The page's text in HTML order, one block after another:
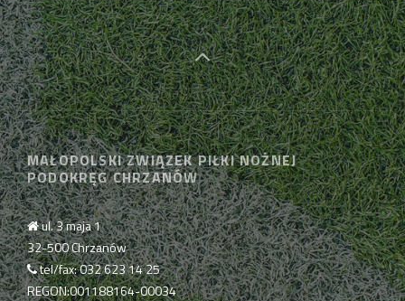
MAŁOPOLSKI ZWIĄZEK PIŁKI NOŻNEJ
PODOKRĘG CHRZANÓW
ul. 3 maja 1
32-500 Chrzanów
tel/fax: 032 623 14 25
REGON:001188164-00034